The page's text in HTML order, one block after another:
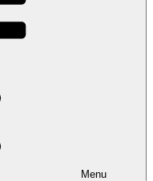
Menu